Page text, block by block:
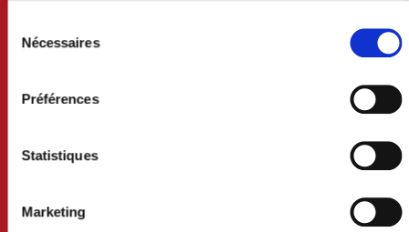
consentement
Nécessaires
Préférences
Statistiques
Marketing
VILLE DE CRAON
Nous contacter
Jeudi 8h30-12h